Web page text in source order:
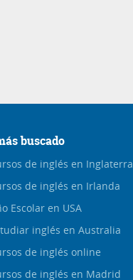
buscado
de inglés en Inglaterra
de inglés en Irlanda
Escolar en USA
inglés en Australia
de inglés online
de inglés en Madrid